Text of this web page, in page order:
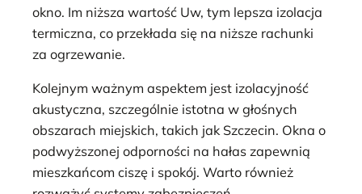
okno. Im niższa wartość Uw, tym lepsza izolacja
termiczna, co przekłada się na niższe rachunki
za ogrzewanie.
Kolejnym ważnym aspektem jest izolacyjność
akustyczna, szczególnie istotna w głośnych
obszarach miejskich, takich jak Szczecin. Okna o
podwyższonej odporności na hałas zapewnią
mieszkańcom ciszę i spokój. Warto również